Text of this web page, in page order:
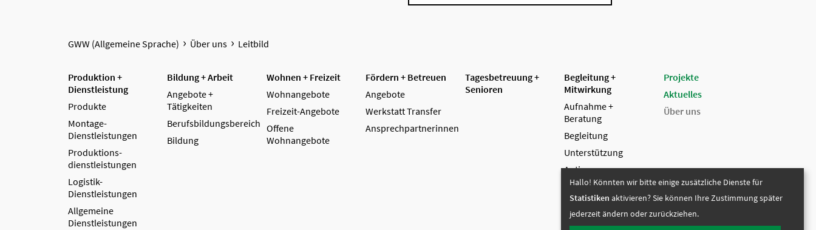
GWW (Allgemeine Sprache) Über uns Leitbild
Produktion +
Dienstleistung
Produkte
Montage-
Dienstleistungen
Produktions­
dienstleistungen
Logistik-
Dienstleistungen
Allgemeine
Dienstleistungen
Bildung + Arbeit
Angebote +
Tätigkeiten
Berufsbildungsbereich
Bildung
Wohnen + Freizeit
Wohnangebote
Freizeit-Angebote
Offene
Wohnangebote
Fördern + Betreuen
Angebote
Werkstatt Transfer
Ansprechpartnerinnen
Tagesbetreuung +
Senioren
Begleitung +
Mitwirkung
Aufnahme +
Beratung
Begleitung
Unterstützung
Autismus
Mitwirkung
Ehrenamt
Projekte
Aktuelles
Über uns
Hallo! Könnten wir bitte einige zusätzliche Dienste für
Statistiken aktivieren? Sie können Ihre Zustimmung später
jederzeit ändern oder zurückziehen.